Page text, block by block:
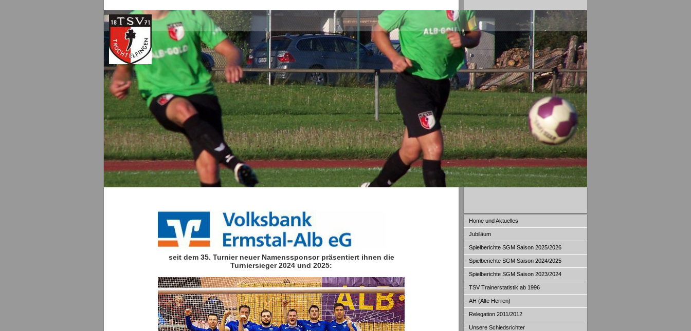
seit dem 35. Turnier neuer Namenssponsor präsentiert ihnen die
Turniersieger 2024 und 2025:
Home und Aktuelles
Jubiläum
Spielberichte SGM Saison 2025/2026
Spielberichte SGM Saison 2024/2025
Spielberichte SGM Saison 2023/2024
TSV Trainerstatistik ab 1996
AH (Alte Herren)
Relegation 2011/2012
Unsere Schiedsrichter